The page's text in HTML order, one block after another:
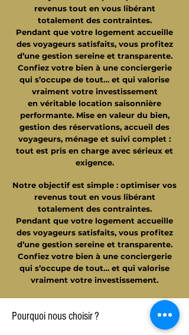
revenus tout en vous libérant
totalement des contraintes.
Pendant que votre logement accueille
des voyageurs satisfaits, vous profitez
d’une gestion sereine et transparente.
Confiez votre bien à une conciergerie
qui s’occupe de tout… et qui valorise
vraiment votre investissement
en véritable location saisonnière
performante. Mise en valeur du bien,
gestion des réservations, accueil des
voyageurs, ménage et suivi complet :
tout est pris en charge avec sérieux et
exigence.
Notre objectif est simple : optimiser vos
revenus tout en vous libérant
totalement des contraintes.
Pendant que votre logement accueille
des voyageurs satisfaits, vous profitez
d’une gestion sereine et transparente.
Confiez votre bien à une conciergerie
qui s’occupe de tout… et qui valorise
vraiment votre investissement.
Pourquoi nous choisir ?